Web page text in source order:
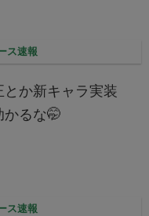
ス速報
か新キャラ実装
かるな🤭
ス速報